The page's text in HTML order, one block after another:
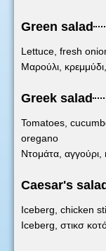
Green salad
Lettuce, fresh
Μαρούλι,
Greek salad
Tomatoes,
oregano
Ντομάτα, αγγούρι,
Caesar's salad
Iceberg, chicken
Iceberg, στικσ